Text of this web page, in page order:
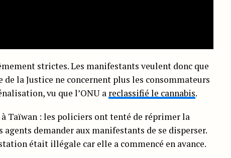
strictes. Les manifestants veulent donc que
la Justice ne concernent plus les consommateurs
vu que l’ONU a reclassifié le cannabis.
Taïwan : les policiers ont tenté de réprimer la
demander aux manifestants de se disperser.
était illégale car elle a commencé en avance.